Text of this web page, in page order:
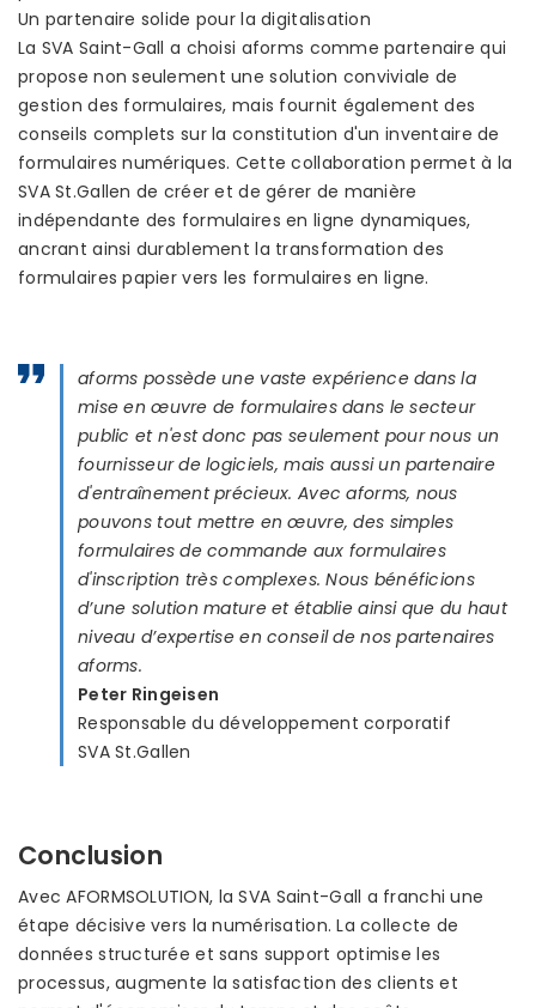
Un partenaire solide pour la digitalisation
La SVA Saint-Gall a choisi aforms comme partenaire qui
propose non seulement une solution conviviale de
gestion des formulaires, mais fournit également des
conseils complets sur la constitution d'un inventaire de
formulaires numériques. Cette collaboration permet à la
SVA St.Gallen de créer et de gérer de manière
indépendante des formulaires en ligne dynamiques,
ancrant ainsi durablement la transformation des
formulaires papier vers les formulaires en ligne.
aforms possède une vaste expérience dans la
mise en œuvre de formulaires dans le secteur
public et n'est donc pas seulement pour nous un
fournisseur de logiciels, mais aussi un partenaire
d'entraînement précieux. Avec aforms, nous
pouvons tout mettre en œuvre, des simples
formulaires de commande aux formulaires
d'inscription très complexes. Nous bénéficions
d’une solution mature et établie ainsi que du haut
niveau d’expertise en conseil de nos partenaires
aforms.
Peter Ringeisen
Responsable du développement corporatif
SVA St.Gallen
Conclusion
Avec AFORMSOLUTION, la SVA Saint-Gall a franchi une
étape décisive vers la numérisation. La collecte de
données structurée et sans support optimise les
processus, augmente la satisfaction des clients et